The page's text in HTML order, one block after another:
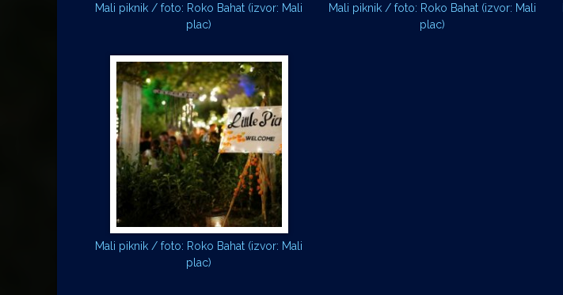
Mali piknik / foto: Roko Bahat (izvor: Mali
plac)
Mali piknik / foto: Roko Bahat (izvor: Mali
plac)
Mali piknik / foto: Roko Bahat (izvor: Mali
plac)